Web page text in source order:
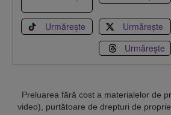
Urmărește Urmărește
Urmărește
Preluarea fără cost a materialelor de
video), purtătoare de drepturi de